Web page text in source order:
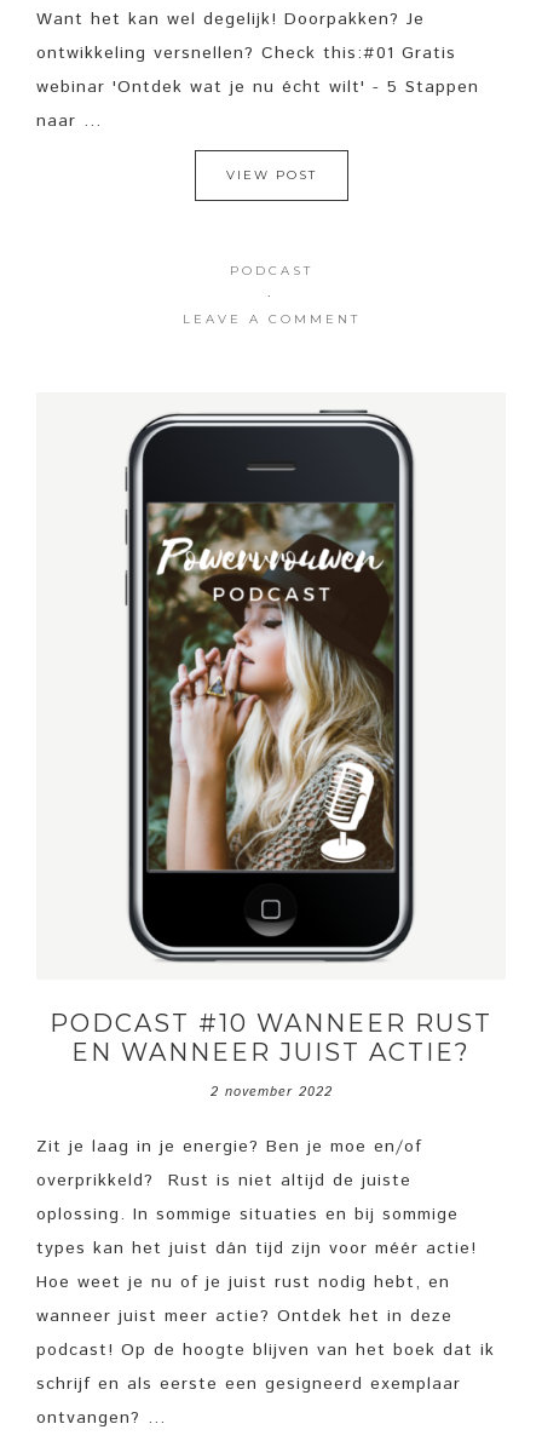
Want het kan wel degelijk! Doorpakken? Je
ontwikkeling versnellen? Check this:#01 Gratis
webinar 'Ontdek wat je nu écht wilt' - 5 Stappen
naar ...
VIEW POST
PODCAST
·
LEAVE A COMMENT
PODCAST #10 WANNEER RUST
EN WANNEER JUIST ACTIE?
2 november 2022
Zit je laag in je energie? Ben je moe en/of
overprikkeld? Rust is niet altijd de juiste
oplossing. In sommige situaties en bij sommige
types kan het juist dán tijd zijn voor méér actie!
Hoe weet je nu of je juist rust nodig hebt, en
wanneer juist meer actie? Ontdek het in deze
podcast! Op de hoogte blijven van het boek dat ik
schrijf en als eerste een gesigneerd exemplaar
ontvangen? ...